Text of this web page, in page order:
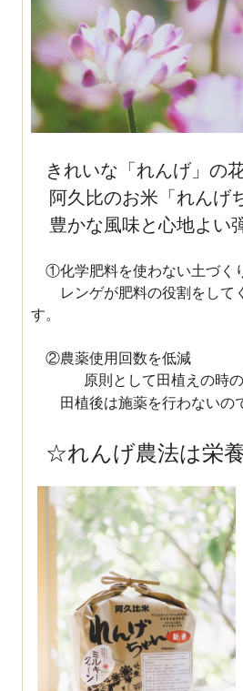
きれいな「れんげ」の
阿久比のお米「れんげ
豊かな風味と心地よい
①化学肥料を使わない土づく
レンゲが肥料の役割をして
す。
②農薬使用回数を低減
原則として田植えの時
田植後は施薬を行わないので
☆れんげ農法は栄